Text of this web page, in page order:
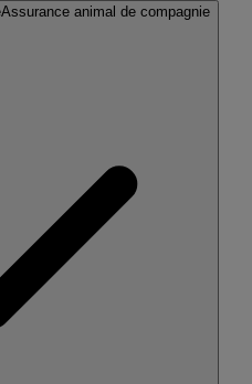
Assurance animal de compagnie